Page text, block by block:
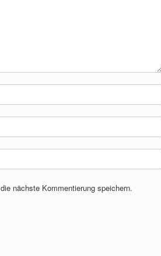
nächste Kommentierung speichern.